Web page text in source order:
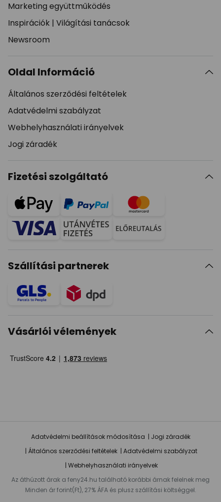
Marketing együttműködés
Inspirációk | Világítási tanácsok
Newsroom
Oldal Információ
Általános szerződési feltételek
Adatvédelmi szabályzat
Webhelyhasználati irányelvek
Jogi záradék
Fizetési szolgáltató
Szállítási partnerek
Vásárlói vélemények
Adatvédelmi beállítások módosítása
Jogi záradék
Általános szerződési feltételek
Adatvédelmi szabályzat
Webhelyhasználati irányelvek
Az áthúzott árak a feny24.hu található korábbi árnak felelnek meg
Minden ár forint(Ft), 27% ÁFA és plusz szállítási költséggel.